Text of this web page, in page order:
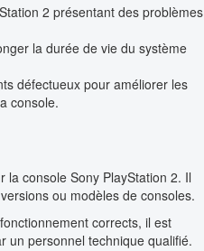
2 présentant des problèmes
la durée de vie du système
défectueux pour améliorer les
console.
la console Sony PlayStation 2. Il
ou modèles de consoles.
corrects, il est
un personnel technique qualifié.